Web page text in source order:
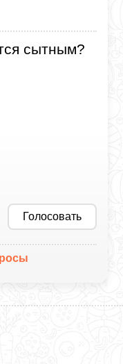
сытным?
Голосовать